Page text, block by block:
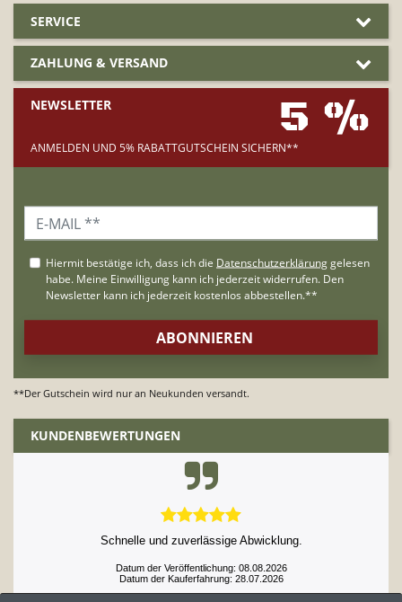
SERVICE
ZAHLUNG & VERSAND
NEWSLETTER 5 %
ANMELDEN UND 5% RABATTGUTSCHEIN SICHERN**
**Der Gutschein wird nur an Neukunden versandt.
KUNDENBEWERTUNGEN
Schnelle und zuverlässige Abwicklung.
Datum der Veröffentlichung: 08.08.2026
Datum der Kauferfahrung: 28.07.2026